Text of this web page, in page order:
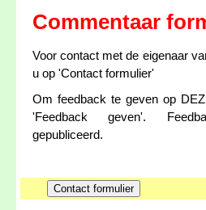
Commentaar
Voor contact met de eigenaar
u op 'Contact formulier'
Om feedback te geven op
'Feedback geven'.
gepubliceerd.